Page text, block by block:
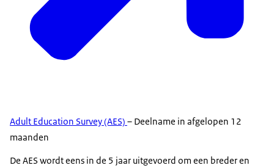
Adult Education Survey (AES) – Deelname in afgelopen 12
maanden
De AES wordt eens in de 5 jaar uitgevoerd om een breder en